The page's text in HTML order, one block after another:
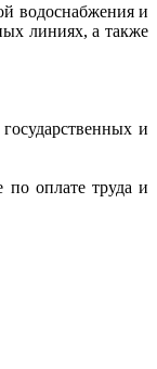
водоснабжения и
линиях, а также
и
по оплате труда и